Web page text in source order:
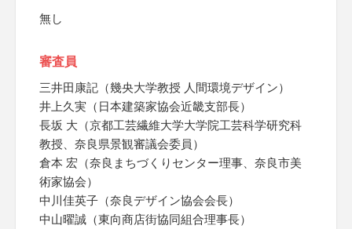
無し
審査員
三井田康記（幾央大学教授 人間環境デザイン）
井上久実（日本建築家協会近畿支部長）
長坂 大（京都工芸繊維大学大学院工芸科学研究科
教授、奈良県景観審議会委員）
倉本 宏（奈良まちづくりセンター理事、奈良市美
術家協会）
中川佳英子（奈良デザイン協会会長）
中山曜誠（東向商店街協同組合理事長）